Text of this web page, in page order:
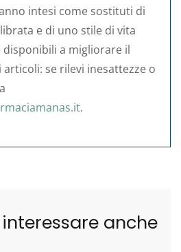
intesi come sostituti di
e di uno stile di vita
disponibili a migliorare il
se rilevi inesattezze o
.
anche